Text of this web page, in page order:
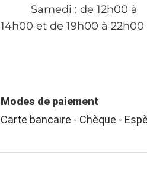
Samedi : de 12h00 à
14h00 et de 19h00 à 22h00
Modes de paiement
Carte bancaire - Chèque -